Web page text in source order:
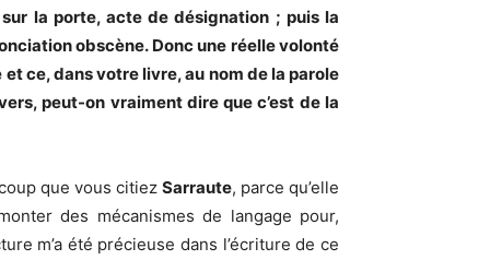
la porte, acte de désignation ; puis la
obscène. Donc une réelle volonté
ce, dans votre livre, au nom de la parole
peut-on vraiment dire que c’est de la
que vous citiez Sarraute, parce qu’elle
des mécanismes de langage pour,
m’a été précieuse dans l’écriture de ce